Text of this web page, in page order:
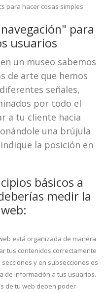
para hacer cosas simples
para
usuarios
un museo sabemos
de arte que hemos
señales,
por todo el
a tu cliente hacia
una brújula
la posición en
básicos a
medir la
está organizada de manera
tus contenidos correctamente
y en subsecciones es
de información a tus usuarios.
de tu web deben poder